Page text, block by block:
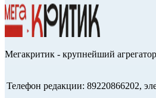
Мегакритик - крупнейший
Телефон редакции: 89220866202,